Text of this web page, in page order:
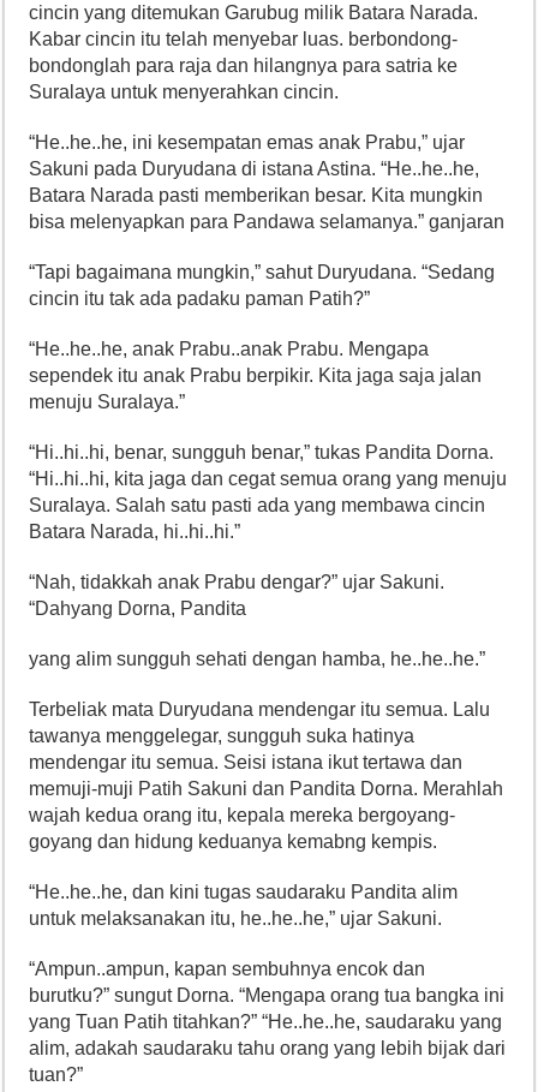
cincin yang ditemukan Garubug milik Batara Narada.
Kabar cincin itu telah menyebar luas. berbondong-
bondonglah para raja dan hilangnya para satria ke
Suralaya untuk menyerahkan cincin.
“He..he..he, ini kesempatan emas anak Prabu,” ujar
Sakuni pada Duryudana di istana Astina. “He..he..he,
Batara Narada pasti memberikan besar. Kita mungkin
bisa melenyapkan para Pandawa selamanya.” ganjaran
“Tapi bagaimana mungkin,” sahut Duryudana. “Sedang
cincin itu tak ada padaku paman Patih?”
“He..he..he, anak Prabu..anak Prabu. Mengapa
sependek itu anak Prabu berpikir. Kita jaga saja jalan
menuju Suralaya.”
“Hi..hi..hi, benar, sungguh benar,” tukas Pandita Dorna.
“Hi..hi..hi, kita jaga dan cegat semua orang yang menuju
Suralaya. Salah satu pasti ada yang membawa cincin
Batara Narada, hi..hi..hi.”
“Nah, tidakkah anak Prabu dengar?” ujar Sakuni.
“Dahyang Dorna, Pandita
yang alim sungguh sehati dengan hamba, he..he..he.”
Terbeliak mata Duryudana mendengar itu semua. Lalu
tawanya menggelegar, sungguh suka hatinya
mendengar itu semua. Seisi istana ikut tertawa dan
memuji-muji Patih Sakuni dan Pandita Dorna. Merahlah
wajah kedua orang itu, kepala mereka bergoyang-
goyang dan hidung keduanya kemabng kempis.
“He..he..he, dan kini tugas saudaraku Pandita alim
untuk melaksanakan itu, he..he..he,” ujar Sakuni.
“Ampun..ampun, kapan sembuhnya encok dan
burutku?” sungut Dorna. “Mengapa orang tua bangka ini
yang Tuan Patih titahkan?” “He..he..he, saudaraku yang
alim, adakah saudaraku tahu orang yang lebih bijak dari
tuan?”